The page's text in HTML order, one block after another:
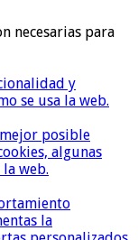
necesarias para
y
se usa la web.
posible
algunas
web.
la